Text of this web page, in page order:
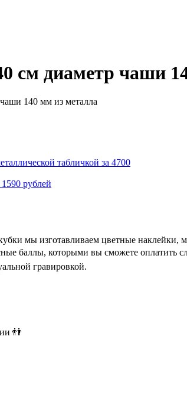
см диаметр чаши
140 мм из металла
табличкой за 4700
рублей
мы изготавливаем цветные наклейки,
баллы, которыми вы сможете оплатить
гравировкой.
👬